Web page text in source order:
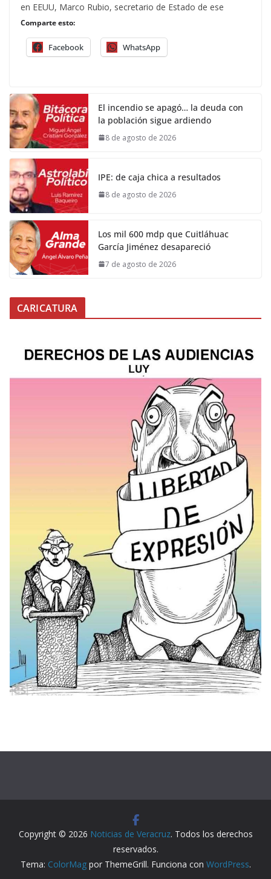
en EEUU, Marco Rubio, secretario de Estado de ese
Comparte esto:
Facebook WhatsApp
El incendio se apagó… la deuda con
la población sigue ardiendo
8 de agosto de 2026
IPE: de caja chica a resultados
8 de agosto de 2026
Los mil 600 mdp que Cuitláhuac
García Jiménez desapareció
7 de agosto de 2026
CARICATURA
Copyright © 2026 Noticias de Veracruz. Todos los derechos
reservados.
Tema: ColorMagpor ThemeGrill. Funciona con WordPress.